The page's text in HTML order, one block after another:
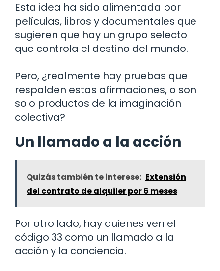
Esta idea ha sido alimentada por
películas, libros y documentales que
sugieren que hay un grupo selecto
que controla el destino del mundo.
Pero, ¿realmente hay pruebas que
respalden estas afirmaciones, o son
solo productos de la imaginación
colectiva?
Un llamado a la acción
Quizás también te interese: Extensión
del contrato de alquiler por 6 meses
Por otro lado, hay quienes ven el
código 33 como un llamado a la
acción y la conciencia.